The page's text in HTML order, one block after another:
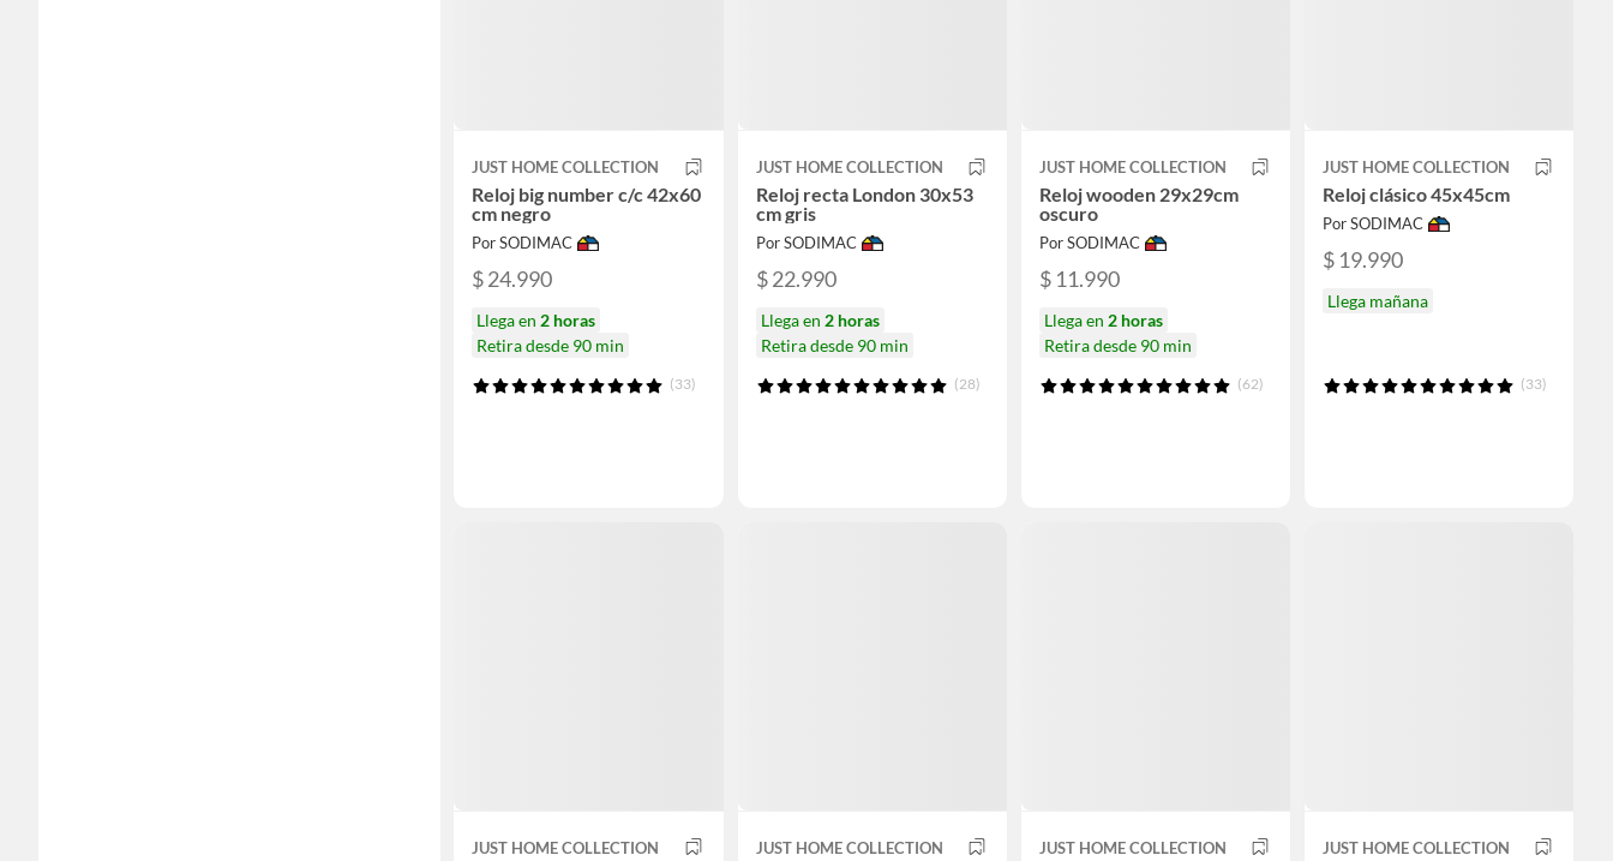
JUST HOME COLLECTION
Reloj big number c/c 42x60
cm negro
Por SODIMAC
$ 24.990
Llega en 2 horas
Retira desde 90 min
(33)
JUST HOME COLLECTION
Reloj recta London 30x53
cm gris
Por SODIMAC
$ 22.990
Llega en 2 horas
Retira desde 90 min
(28)
JUST HOME COLLECTION
Reloj wooden 29x29cm
oscuro
Por SODIMAC
$ 11.990
Llega en 2 horas
Retira desde 90 min
(62)
JUST HOME COLLECTION
Reloj clásico 45x45cm
Por SODIMAC
$ 19.990
Llega mañana
(33)
JUST HOME COLLECTION JUST HOME COLLECTION JUST HOME COLLECTION JUST HOME COLLECTION